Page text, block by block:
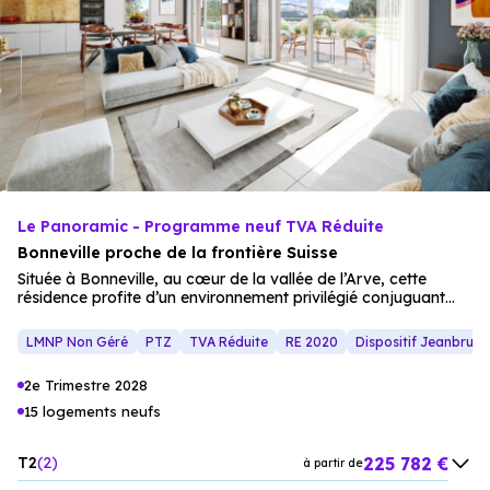
Le Panoramic - Programme neuf TVA Réduite
Bonneville proche de la frontière Suisse
Située à Bonneville, au cœur de la vallée de l’Arve, cette
résidence profite d’un environnement privilégié conjuguant
kilomètres de la frontière suisse, sur l’axe reliant Genève, elle
permet de rejoindre facilement Genève, Annemasse et
commerces ,écoles
avec un supermarché à seulement 200 mètres, pour un
s’inscrit dans un environnement propice à la détente et aux
activités de plein air. Un arrêt de bus situé au pied de la
LMNP Non Géré PTZ TVA Réduite RE 2020 Dispositif Jeanbrun
2e Trimestre 2028
15 logements neufs
T2 2 à partir de225 782 €